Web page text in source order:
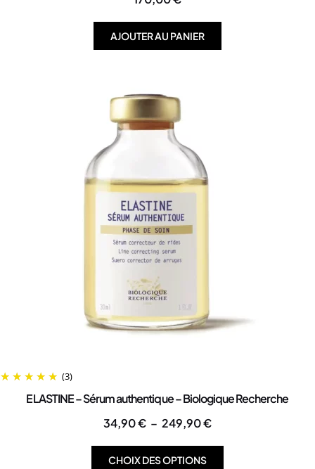
AJOUTER AU PANIER
(3)
ELASTINE – Sérum authentique – Biologique Recherche
34,90€ – 249,90€
CHOIX DES OPTIONS